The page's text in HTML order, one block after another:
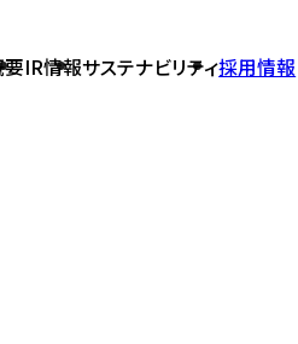
IR情報サステナビリティ採用情報